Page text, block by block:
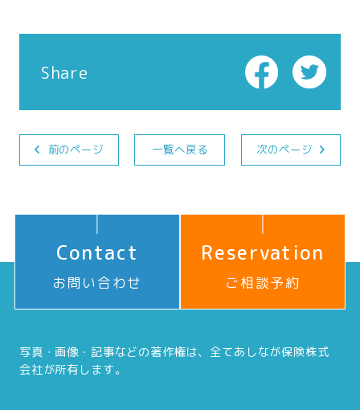
Share
前のページ 一覧へ戻る 次のページ
Contact
お問い合わせ
Reservation
ご相談予約
写真・画像・記事などの著作権は、全てあしなが保険株式
会社が所有します。